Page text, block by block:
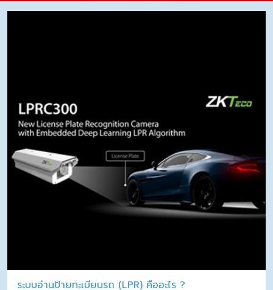
ระบบอ่านป้ายทะเบียนรถ (LPR) คืออะไร ?